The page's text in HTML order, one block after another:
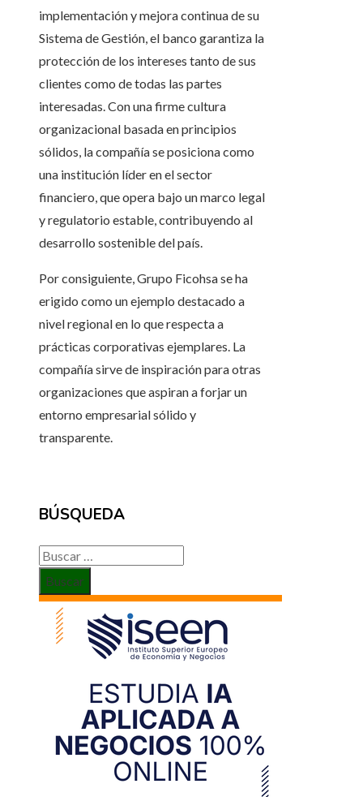
implementación y mejora continua de su
Sistema de Gestión, el banco garantiza la
protección de los intereses tanto de sus
clientes como de todas las partes
interesadas. Con una firme cultura
organizacional basada en principios
sólidos, la compañía se posiciona como
una institución líder en el sector
financiero, que opera bajo un marco legal
y regulatorio estable, contribuyendo al
desarrollo sostenible del país.
Por consiguiente, Grupo Ficohsa se ha
erigido como un ejemplo destacado a
nivel regional en lo que respecta a
prácticas corporativas ejemplares. La
compañía sirve de inspiración para otras
organizaciones que aspiran a forjar un
entorno empresarial sólido y
transparente.
BÚSQUEDA
Buscar: